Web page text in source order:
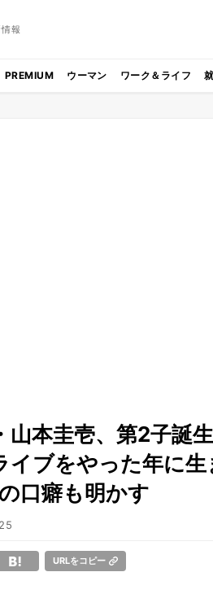
報
PREMIUM ウーマン ワーク＆ライフ
山本圭壱、第2子誕
イブをやった年に
口癖も明かす
URLをコピー